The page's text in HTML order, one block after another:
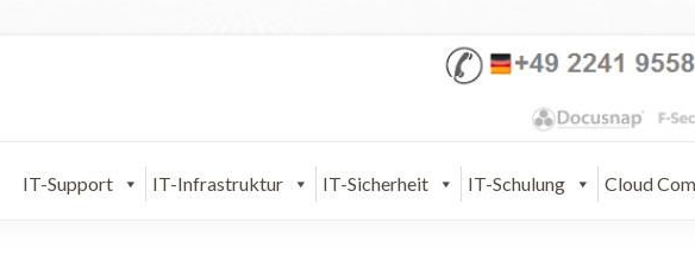
IT-Support IT-Infrastruktur IT-Sicherheit IT-Schulung Cloud